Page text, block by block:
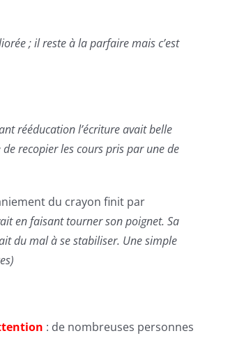
; il reste à la parfaire mais c’est
rééducation l’écriture avait belle
de recopier les cours pris par une de
du crayon finit par
en faisant tourner son poignet. Sa
du mal à se stabiliser. Une simple
: de nombreuses personnes